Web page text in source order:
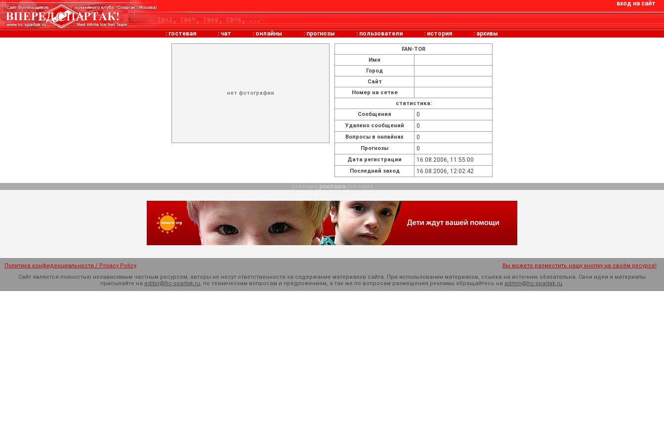
вход на сайт
: гостевая : чат : онлайны : прогнозы : пользователи : история : архивы
нет фотографии
FAN-TOR
Имя
Город
Сайт
Номер на сетке
статистика:
Cообщения
0
Удалено сообщений 0
Вопросы в онлайнах 0
Прогнозы 0
Дата регистрации 16.08.2006, 11:55:00
Последний заход 16.08.2006, 12:02:42
реклама
Политика конфиденциальности / Privacy Policy
Вы можете разместить нашу кнопку на своём ресурсе!
Сайт является полностью независимым частным ресурсом, авторы не несут ответственности за содержание материалов сайта. При использовании материалов, ссылка на источник обязательна. Cвои идеи и материалы
присылайте на editor@hc-spartak.ru, по техническим вопросам и предложениям, а так же по вопросам размещения рекламы обращайтесь на admin@hc-spartak.ru.